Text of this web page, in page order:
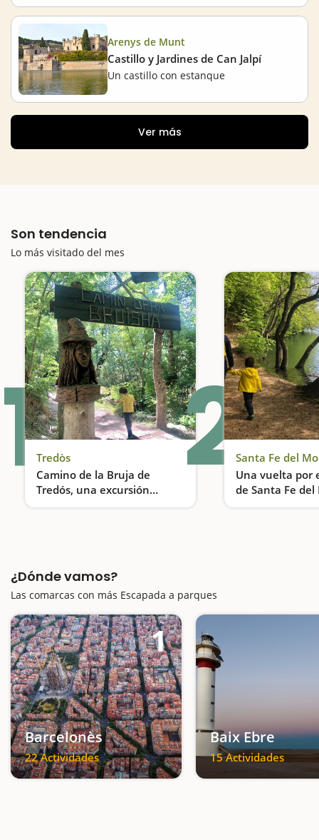
Arenys de Munt
Castillo y Jardines de Can Jalpí
Un castillo con estanque
Ver más
Son tendencia
Lo más visitado del mes
1Tredòs
Camino de la Bruja de
Tredós, una excursión
encantada
Una excursión ideal para hacer con niños
2Santa Fe del
Una vuelta por
de Santa Fe
¿Dónde vamos?
Las comarcas con más Escapada a parques
1
Barcelonès
22 Actividades
Baix Ebre
15 Actividades